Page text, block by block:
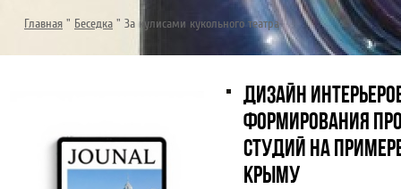
Главная " Беседка " За кулисами кукольного театра
ДИЗАЙН
ФОРМИРОВАНИЯ
СТУДИЙ НА
КРЫМУ